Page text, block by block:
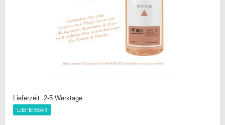
Lieferzeit: 2-5 Werktage
LIEFERBAR
LIEFERBAR